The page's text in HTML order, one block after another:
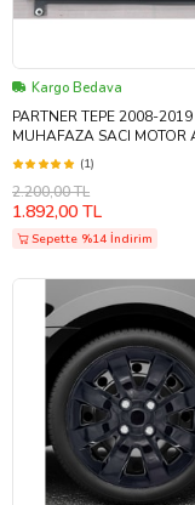
Kargo Bedava
PARTNER TEPE 2008-
MUHAFAZA SACI MOTOR
KORUMA SACI SERVİS
PİYASA ÜRÜNÜ DEĞ
(1)
2.200,00 TL
1.892,00 TL
Sepette %14 İndirim